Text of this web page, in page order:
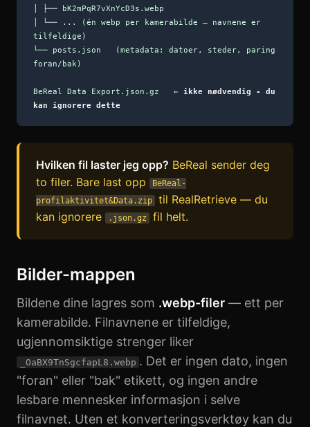
│ ├── bK2mPqR7vXnYcD3s.webp
│ └── ... (én webp per kamerabilde – navnene er
tilfeldige)
└── posts.json (metadata: datoer, steder, paring
foran/bak)
BeReal Data Export.json.gz ← ikke nødvendig - du
kan ignorere dette
Hvilken fil laster jeg opp? BeReal sender deg
to filer. Bare last opp
BeReal-
profilaktivitet&Data.zip
til RealRetrieve — du
kan ignorere
.json.gz fil helt.
Bilder-mappen
Bildene dine lagres som .webp-filer — ett per
kamerabilde. Filnavnene er tilfeldige,
ugjennomsiktige strenger liker
_OaBX9TnSgcfapL8.webp . Det er ingen dato, ingen
"foran" eller "bak" etikett, og ingen andre
lesbare mennesker informasjon i selve
filnavnet. Uten et konverteringsverktøy kan du